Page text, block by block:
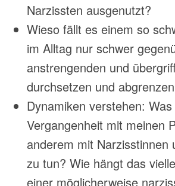
Narzissten ausgenutzt?
Wieso fällt es einem so
im Alltag nur schwer
anstrengenden und
durchsetzen und
Dynamiken verstehen:
Vergangenheit mit meinen
anderem mit Narzisstinnen
zu tun? Wie hängt das
einer möglicherweise